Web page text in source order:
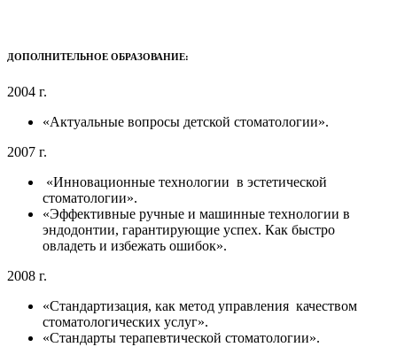
ДОПОЛНИТЕЛЬНОЕ ОБРАЗОВАНИЕ:
2004 г.
«Актуальные вопросы детской стоматологии».
2007 г.
«Инновационные технологии в эстетической
стоматологии».
«Эффективные ручные и машинные технологии в
эндодонтии, гарантирующие успех. Как быстро
овладеть и избежать ошибок».
2008 г.
«Стандартизация, как метод управления качеством
стоматологических услуг».
«Стандарты терапевтической стоматологии».